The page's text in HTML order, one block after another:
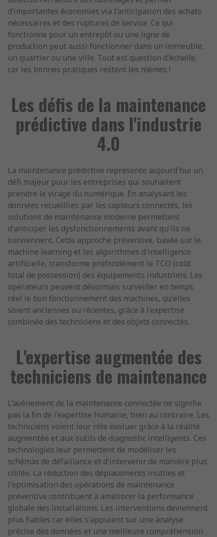
d’importantes économies via l’anticipation des achats
nécessaires et des ruptures de service. Ce qui
fonctionne pour un entrepôt ou une ligne de
production peut aussi fonctionner dans un immeuble,
un quartier ou une ville. Tout est question d'échelle,
car les bonnes pratiques restent les mêmes !
Les défis de la maintenance
prédictive dans l'industrie
4.0
La maintenance prédictive représente aujourd'hui un
défi majeur pour les entreprises qui souhaitent
prendre le virage du numérique. En analysant les
données recueillies par les capteurs connectés, les
solutions de maintenance moderne permettent
d'anticiper les dysfonctionnements avant qu'ils ne
surviennent. Cette approche préventive, basée sur le
machine learning et les algorithmes d'intelligence
artificielle, transforme profondément le TCO (coût
total de possession) des équipements industriels. Les
opérateurs peuvent désormais surveiller en temps
réel le bon fonctionnement des machines, qu'elles
soient anciennes ou récentes, grâce à l'expertise
combinée des techniciens et des objets connectés.
L'expertise augmentée des
techniciens de maintenance
L'avènement de la maintenance connectée ne signifie
pas la fin de l'expertise humaine, bien au contraire. Les
techniciens voient leur rôle évoluer grâce à la réalité
augmentée et aux outils de diagnostic intelligents. Ces
technologies leur permettent de modéliser les
schémas de défaillance et d'intervenir de manière plus
ciblée. La réduction des déplacements inutiles et
l'optimisation des opérations de maintenance
préventive contribuent à améliorer la performance
globale des installations. Les interventions deviennent
plus fiables car elles s'appuient sur une analyse
précise des données et une meilleure compréhension